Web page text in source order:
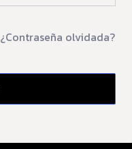
¿Contraseña olvidada?